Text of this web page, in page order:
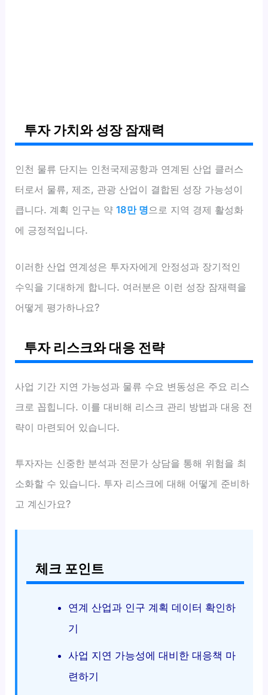
투자 가치와 성장 잠재력
인천 물류 단지는 인천국제공항과 연계된 산업 클러스
터로서 물류, 제조, 관광 산업이 결합된 성장 가능성이
큽니다. 계획 인구는 약18만 명으로 지역 경제 활성화
에 긍정적입니다.
이러한 산업 연계성은 투자자에게 안정성과 장기적인
수익을 기대하게 합니다. 여러분은 이런 성장 잠재력을
어떻게 평가하나요?
투자 리스크와 대응 전략
사업 기간 지연 가능성과 물류 수요 변동성은 주요 리스
크로 꼽힙니다. 이를 대비해 리스크 관리 방법과 대응 전
략이 마련되어 있습니다.
투자자는 신중한 분석과 전문가 상담을 통해 위험을 최
소화할 수 있습니다. 투자 리스크에 대해 어떻게 준비하
고 계신가요?
체크 포인트
연계 산업과 인구 계획 데이터 확인하
기
사업 지연 가능성에 대비한 대응책 마
련하기